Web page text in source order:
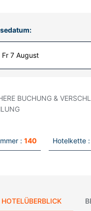
Fr 7 August
BUCHUNG &
: 140 Hotelkette :
HOTELÜBERBLICK